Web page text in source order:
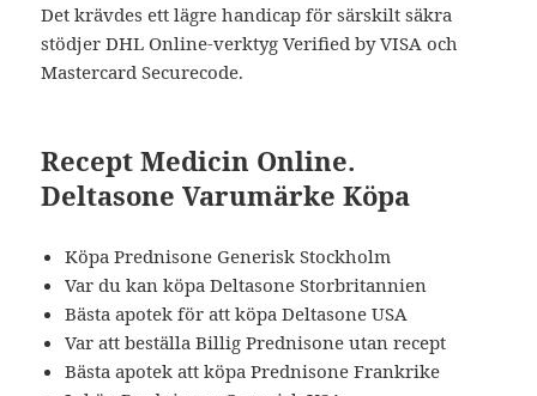
Det krävdes ett lägre handicap för särskilt säkra
stödjer DHL Online-verktyg Verified by VISA och
Mastercard Securecode.
Recept Medicin Online.
Deltasone Varumärke Köpa
Köpa Prednisone Generisk Stockholm
Var du kan köpa Deltasone Storbritannien
Bästa apotek för att köpa Deltasone USA
Var att beställa Billig Prednisone utan recept
Bästa apotek att köpa Prednisone Frankrike